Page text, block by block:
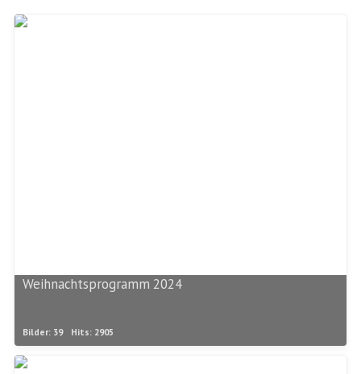
Weihnachtsprogramm 2024
Bilder: 39 Hits: 2905